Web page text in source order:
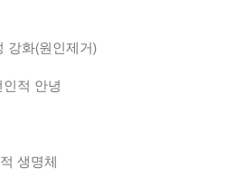
강화(원인제거)
인적 안녕
생명체